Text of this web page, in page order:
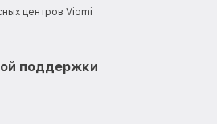
центров Viomi
поддержки